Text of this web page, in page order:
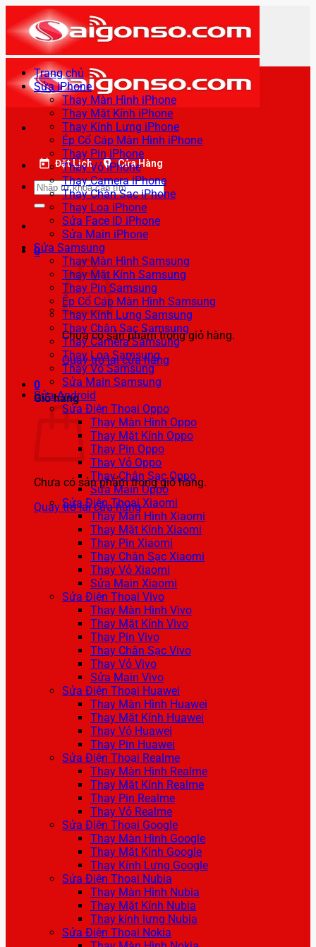
qua
nội
dung
Đặt Lịch Cửa Hàng
Tìm
kiếm:
0
Chưa có sản phẩm trong giỏ hàng.
Quay trở lại cửa hàng
0
Giỏ hàng
Chưa có sản phẩm trong giỏ hàng.
Quay trở lại cửa hàng
Trang chủ
Sửa iPhone
Thay Màn Hình iPhone
Thay Mặt Kính iPhone
Thay Kính Lưng iPhone
Ép Cổ Cáp Màn Hình iPhone
Thay Pin iPhone
Thay Vỏ iPhone
Thay Camera iPhone
Thay Chân Sạc iPhone
Thay Loa iPhone
Sửa Face ID iPhone
Sửa Main iPhone
Sửa Samsung
Thay Màn Hình Samsung
Thay Mặt Kính Samsung
Thay Pin Samsung
Ép Cổ Cáp Màn Hình Samsung
Thay Kính Lưng Samsung
Thay Chân Sạc Samsung
Thay Camera Samsung
Thay Loa Samsung
Thay Vỏ Samsung
Sửa Main Samsung
Sửa Android
Sửa Điện Thoại Oppo
Thay Màn Hình Oppo
Thay Mặt Kính Oppo
Thay Pin Oppo
Thay Vỏ Oppo
Thay Chân Sạc Oppo
Sửa Main Oppo
Sửa Điện Thoại Xiaomi
Thay Màn Hình Xiaomi
Thay Mặt Kính Xiaomi
Thay Pin Xiaomi
Thay Chân Sạc Xiaomi
Thay Vỏ Xiaomi
Sửa Main Xiaomi
Sửa Điện Thoại Vivo
Thay Màn Hình Vivo
Thay Mặt Kính Vivo
Thay Pin Vivo
Thay Chân Sạc Vivo
Thay Vỏ Vivo
Sửa Main Vivo
Sửa Điện Thoại Huawei
Thay Màn Hình Huawei
Thay Mặt Kính Huawei
Thay Vỏ Huawei
Thay Pin Huawei
Sửa Điện Thoại Realme
Thay Màn Hình Realme
Thay Mặt Kính Realme
Thay Pin Realme
Thay Vỏ Realme
Sửa Điện Thoại Google
Thay Màn Hình Google
Thay Mặt Kính Google
Thay Kính Lưng Google
Sửa Điện Thoại Nubia
Thay Màn Hình Nubia
Thay Mặt Kính Nubia
Thay kính lưng Nubia
Sửa Điện Thoại Nokia